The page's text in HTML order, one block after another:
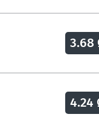
3.68
4.24